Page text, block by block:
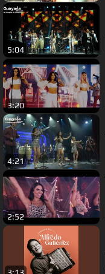
5:04
3:20
4:21
2:52